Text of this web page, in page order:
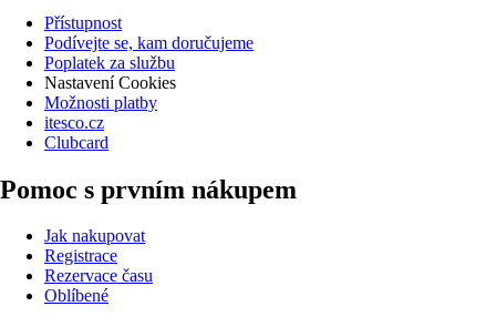
Přístupnost
Podívejte se, kam doručujeme
Poplatek za službu
Nastavení Cookies
Možnosti platby
itesco.cz
Clubcard
Pomoc s prvním nákupem
Jak nakupovat
Registrace
Rezervace času
Oblíbené